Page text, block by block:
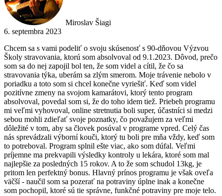
Miroslav Šiagi
6. septembra 2023
Chcem sa s vami podeliť o svoju skúsenosť s 90-dňovou Výzvou
Školy stravovania, ktorú som absolvoval od 9.1.2023. Dôvod, prečo
som sa do nej zapojil bol ten, že som videl a cítil, že čo sa
stravovania týka, uberám sa zlým smerom. Moje trávenie nebolo v
poriadku a toto som si chcel konečne vyriešiť. Keď som videl
pozitívne zmeny na svojom kamarátovi, ktorý tento program
absolvoval, povedal som si, že do toho idem tiež. Priebeh programu
mi veľmi vyhovoval, online stretnutia boli super, účastníci si medzi
sebou mohli zdieľať svoje poznatky, čo považujem za veľmi
dôležité v tom, aby sa človek posúval v programe vpred. Celý čas
nás sprevádzali výborní kouči, ktorý tu boli pre mňa vždy, keď som
to potreboval. Program splnil ešte viac, ako som dúfal. Veľmi
príjemne ma prekvapili výsledky kontroly u lekára, ktoré som mal
najlepšie za posledných 15 rokov. A to že som schudol 13kg, je
pritom len perfektný bonus. Hlavný prínos programu je však oveľa
väčší - naučil som sa pozerať na potraviny úplne inak a konečne
som pochopil, ktoré sú tie správne, funkčné potraviny pre moje telo.